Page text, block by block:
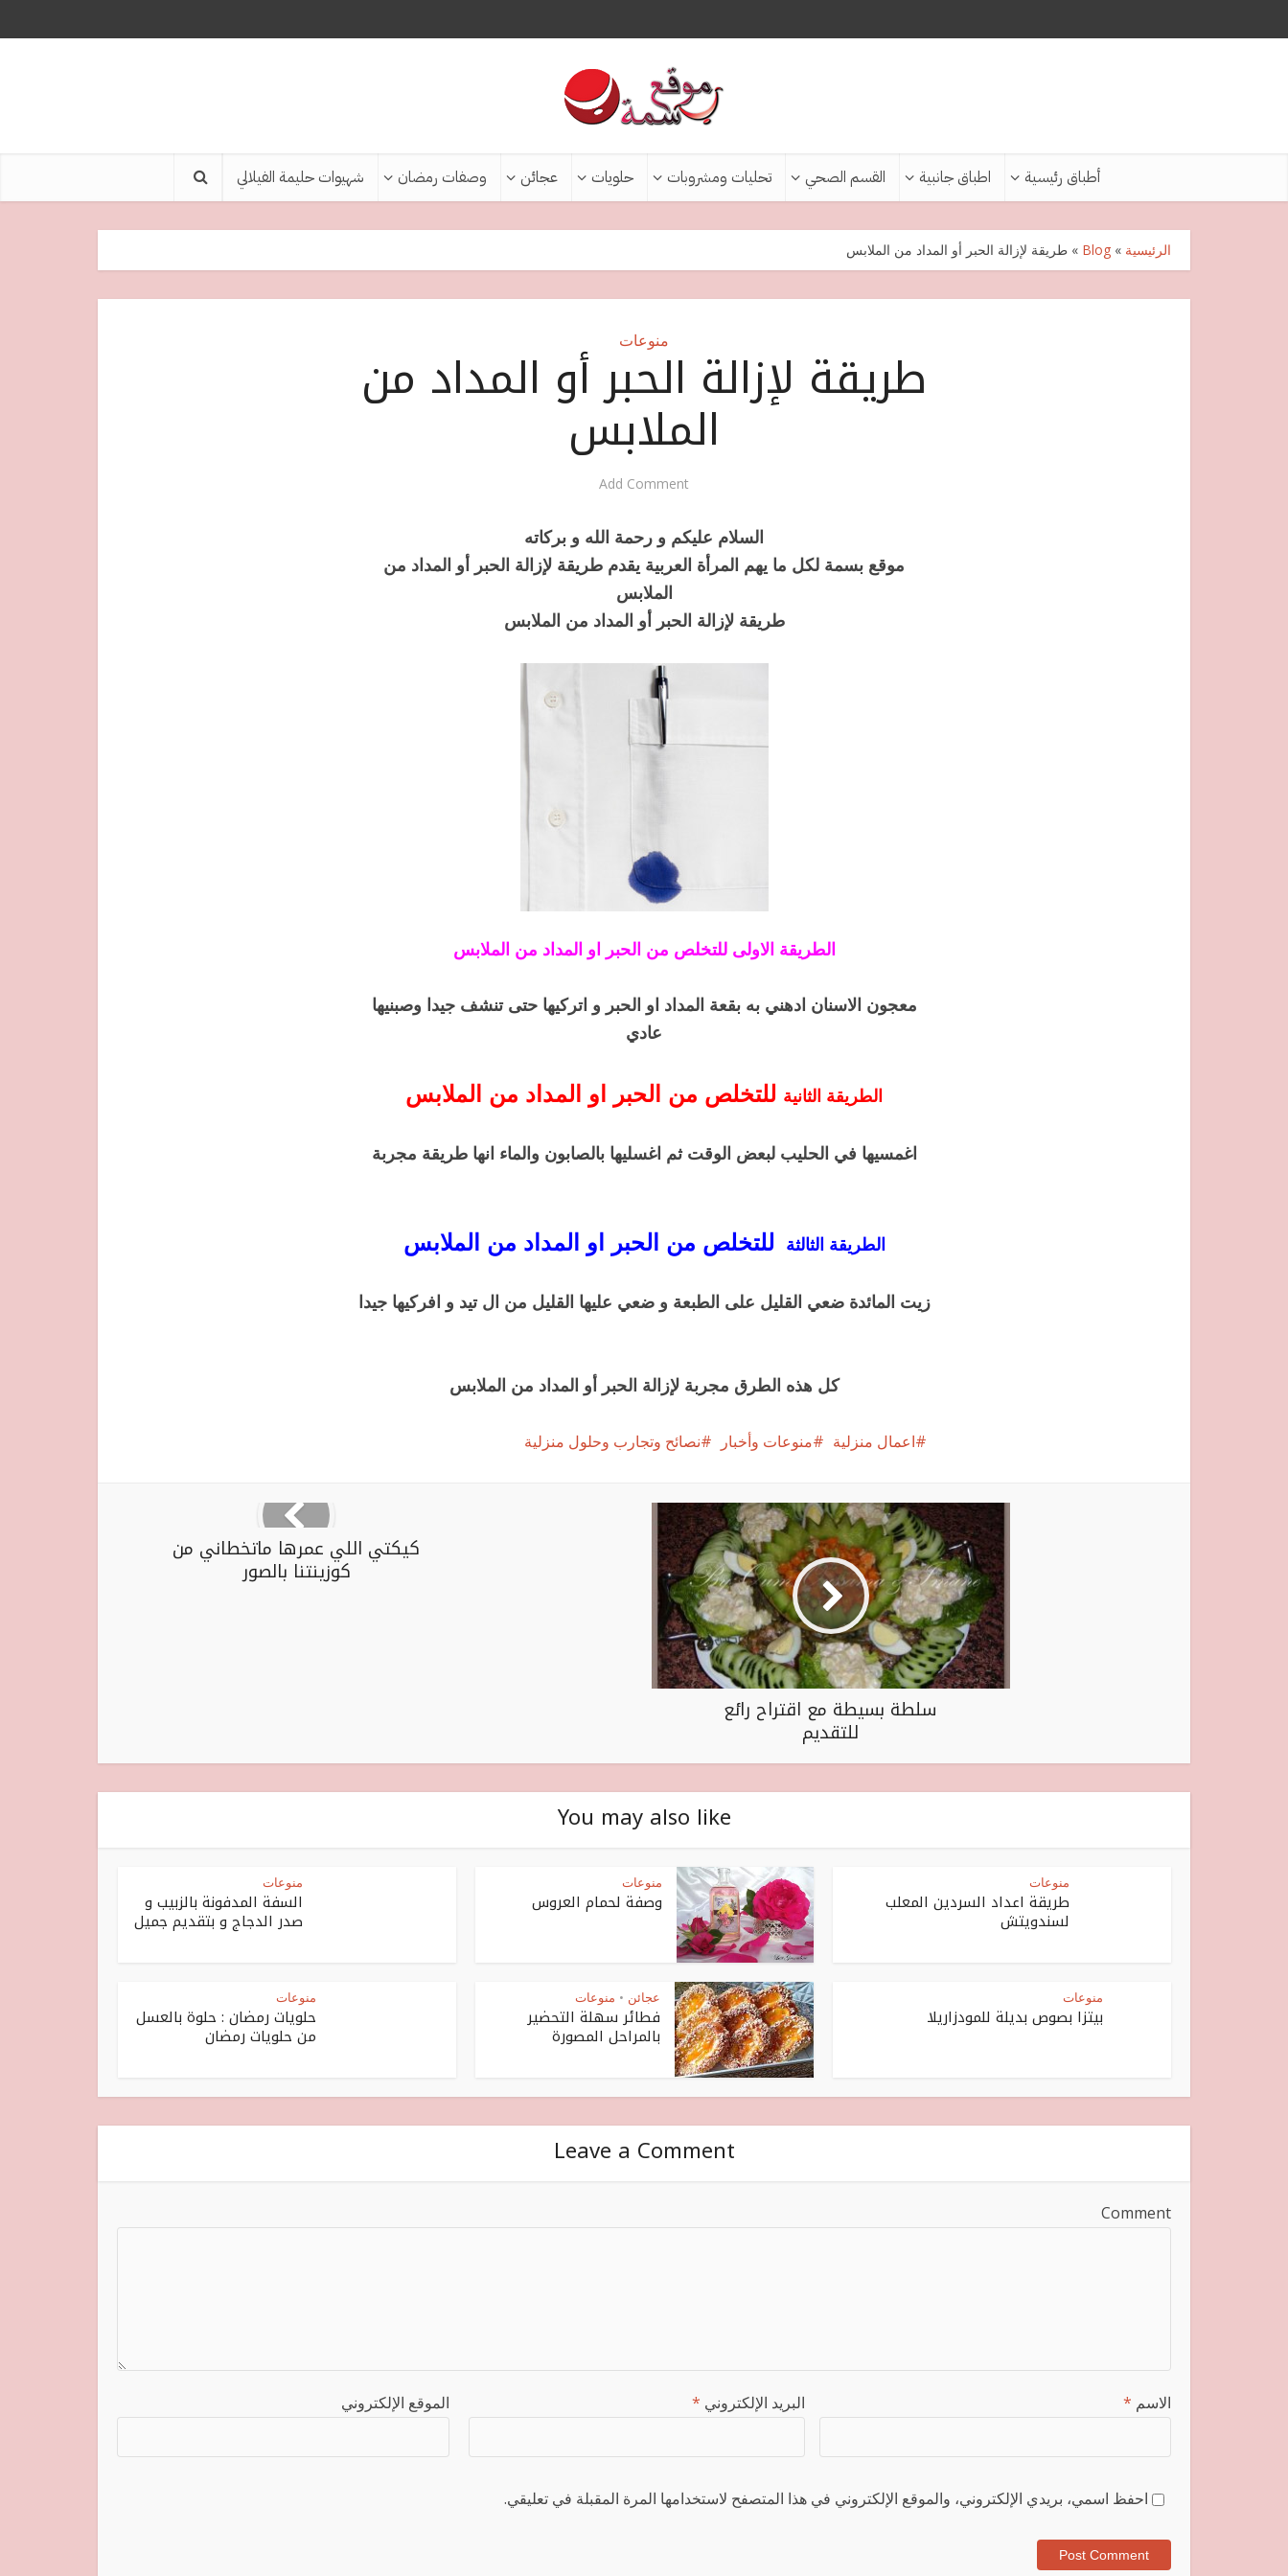
أطباق رئيسية اطباق جانبية القسم الصحي تحليات ومشروبات حلويات عجائن وصفات رمضان شهيوات حليمة الفيلالي
الرئيسية »
Blog
» طريقة لإزالة الحبر أو المداد من الملابس
منوعات
طريقة لإزالة الحبر أو المداد من
الملابس
Add Comment
السلام عليكم و رحمة الله و بركاته
موقع بسمة لكل ما يهم المرأة العربية يقدم طريقة لإزالة الحبر أو المداد من
الملابس
طريقة لإزالة الحبر أو المداد من الملابس
الطريقة الاولى للتخلص من الحبر او المداد من الملابس
معجون الاسنان ادهني به بقعة المداد او الحبر و اتركيها حتى تنشف جيدا وصبنيها
عادي
الطريقة الثانية للتخلص من الحبر او المداد من الملابس
اغمسيها في الحليب لبعض الوقت ثم اغسليها بالصابون والماء انها طريقة مجربة
الطريقة الثالثة للتخلص من الحبر او المداد من الملابس
زيت المائدة ضعي القليل على الطبعة و ضعي عليها القليل من ال تيد و افركيها جيدا
كل هذه الطرق مجربة لإزالة الحبر أو المداد من الملابس
اعمال منزلية منوعات وأخبار نصائح وتجارب وحلول منزلية
كيكتي اللي عمرها ماتخطاني من
كوزينتنا بالصور
سلطة بسيطة مع اقتراح رائع
للتقديم
You may also like
منوعات
طريقة اعداد السردين المعلب
لسندويتش
منوعات
وصفة لحمام العروس
منوعات
السفة المدفونة بالزبيب و
صدر الدجاج و بتقديم جميل
منوعات
بيتزا بصوص بديلة للمودزاريلا
عجائن • منوعات
فطائر سهلة التحضير
بالمراحل المصورة
منوعات
حلويات رمضان : حلوة بالعسل
من حلويات رمضان
Leave a Comment
Comment
الاسم * البريد الإلكتروني * الموقع الإلكتروني
احفظ اسمي، بريدي الإلكتروني، والموقع الإلكتروني في هذا المتصفح لاستخدامها المرة المقبلة في تعليقي.